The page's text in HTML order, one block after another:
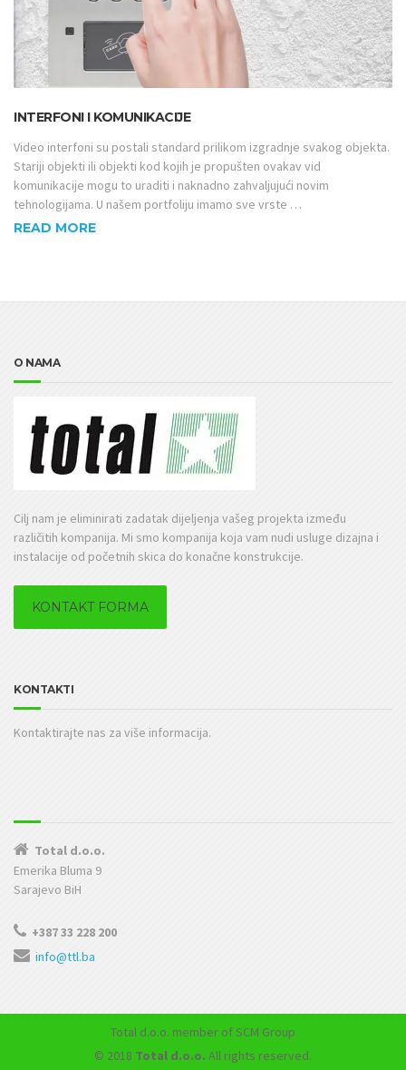
INTERFONI I KOMUNIKACIJE
Video interfoni su postali standard prilikom izgradnje svakog objekta.
Stariji objekti ili objekti kod kojih je propušten ovakav vid
komunikacije mogu to uraditi i naknadno zahvaljujući novim
tehnologijama. U našem portfoliju imamo sve vrste …
READ MORE
O NAMA
Cilj nam je eliminirati zadatak dijeljenja vašeg projekta između
različitih kompanija. Mi smo kompanija koja vam nudi usluge dizajna i
instalacije od početnih skica do konačne konstrukcije.
KONTAKT FORMA
KONTAKTI
Kontaktirajte nas za više informacija.
Total d.o.o.
Emerika Bluma 9
Sarajevo BiH
+387 33 228 200
info@ttl.ba
Total d.o.o. member of SCM Group
© 2018 Total d.o.o. All rights reserved.